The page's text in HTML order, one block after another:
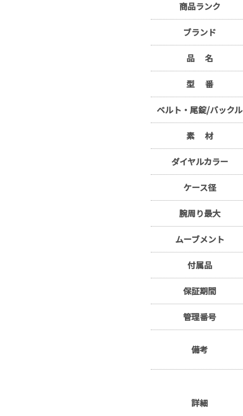
商品ランク
ブランド
品 名
型 番
ベルト・尾錠/バックル
素 材
ダイヤルカラー
ケース径
腕周り最大
ムーブメント
付属品
保証期間
管理番号
備考
詳細